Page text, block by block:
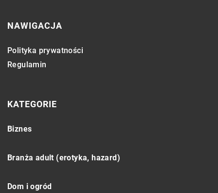
NAWIGACJA
Polityka prywatności
Regulamin
KATEGORIE
Biznes
Branża adult (erotyka, hazard)
Dom i ogród